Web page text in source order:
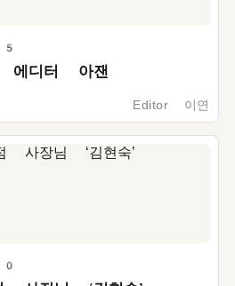
디터 아잰
Editor 이연